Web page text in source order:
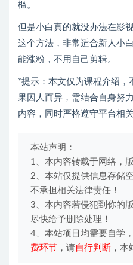
槛。
但是小白真的就没办法在影
这个方法，非常适合新人小
能涨粉，不用自己剪辑。
*提示：本文仅为课程介绍，
果因人而异，需结合自身努
内容，同时严格遵守平台相
本站声明：
1、本内容转载于网络，
2、本站仅提供信息存储
不承担相关法律责任！
3、本内容若侵犯到你的
尽快给予删除处理！
4、本站项目均需要自学
费环节 ，请自行判断 ，本